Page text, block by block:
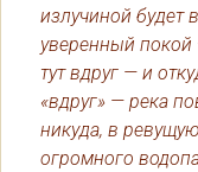
излучиной будет
уверенный
тут вдруг — и
«вдруг» — река
никуда, в
огромного